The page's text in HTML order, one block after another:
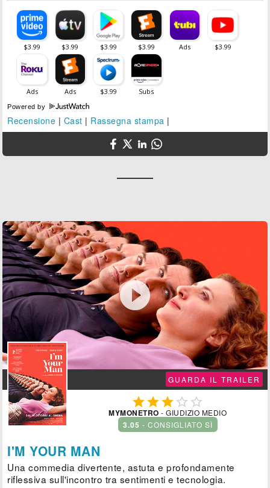
Powered by
Recensione | Cast | Rassegna stampa |

GUARDA IL TRAILER
  
MYMONETRO - GIUDIZIO MEDIO
3.05 - CONSIGLIATO SÌ
I'M YOUR MAN
Una commedia divertente, astuta e profondamente
riflessiva sull'incontro tra sentimenti e tecnologia.